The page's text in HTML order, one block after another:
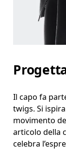
Il capo fa
twigs. Si
movimento
articolo della
celebra